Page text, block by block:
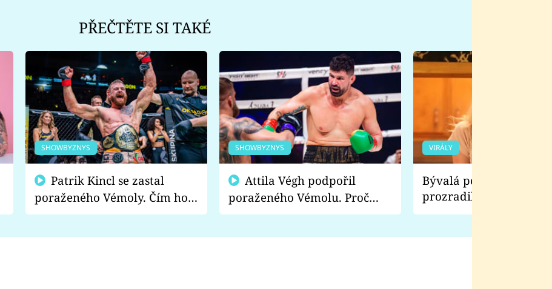
PŘEČTĚTE SI TAKÉ
SHOWBYZNYS
poraženého Vémoly. Čím ho
fanoušci naštvali?
SHOWBYZNYS
poraženého Vémolu. Proč
chce raději zápasit s ním než
VIRÁLY
Bývalá pornoherečka
prozradila, co ji
natáčení Euforie.